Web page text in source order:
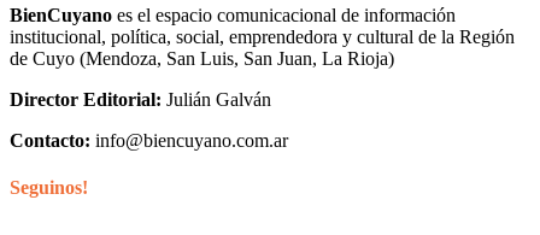
BienCuyano es el espacio comunicacional de información
institucional, política, social, emprendedora y cultural de la Región
de Cuyo (Mendoza, San Luis, San Juan, La Rioja)
Director Editorial: Julián Galván
Contacto: info@biencuyano.com.ar
Seguinos!